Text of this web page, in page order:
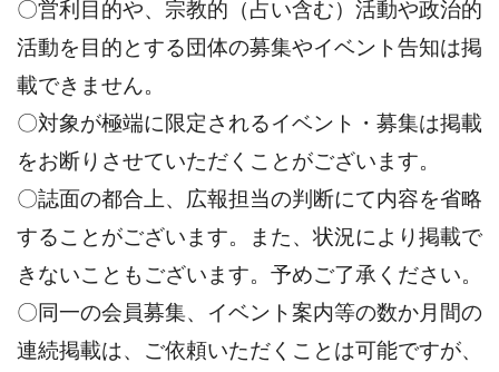
〇営利目的や、宗教的（占い含む）活動や政治的
活動を目的とする団体の募集やイベント告知は掲
載できません。
〇対象が極端に限定されるイベント・募集は掲載
をお断りさせていただくことがございます。
〇誌面の都合上、広報担当の判断にて内容を省略
することがございます。また、状況により掲載で
きないこともございます。予めご了承ください。
〇同一の会員募集、イベント案内等の数か月間の
連続掲載は、ご依頼いただくことは可能ですが、